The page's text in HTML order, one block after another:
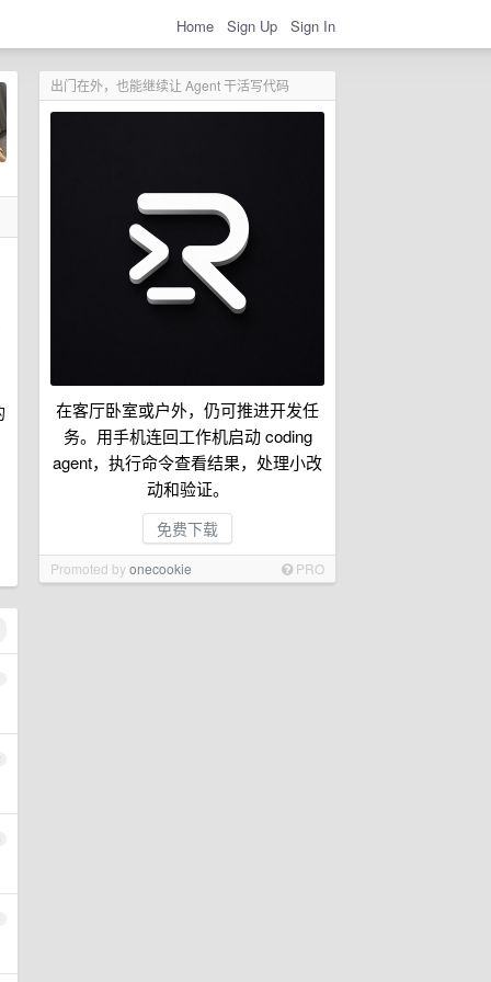
Home Sign Up Sign In
出门在外，也能继续让 Agent 干活写代码
在客厅卧室或户外，仍可推进开发任
务。用手机连回工作机启动 coding
agent，执行命令查看结果，处理小改
动和验证。
免费下载
Promoted byonecookie PRO